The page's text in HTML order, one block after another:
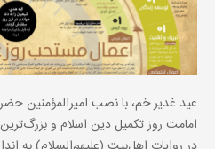
عید غدیر خم، با نصب امیرالمؤمنین
امامت روز تکمیل دین اسلام و